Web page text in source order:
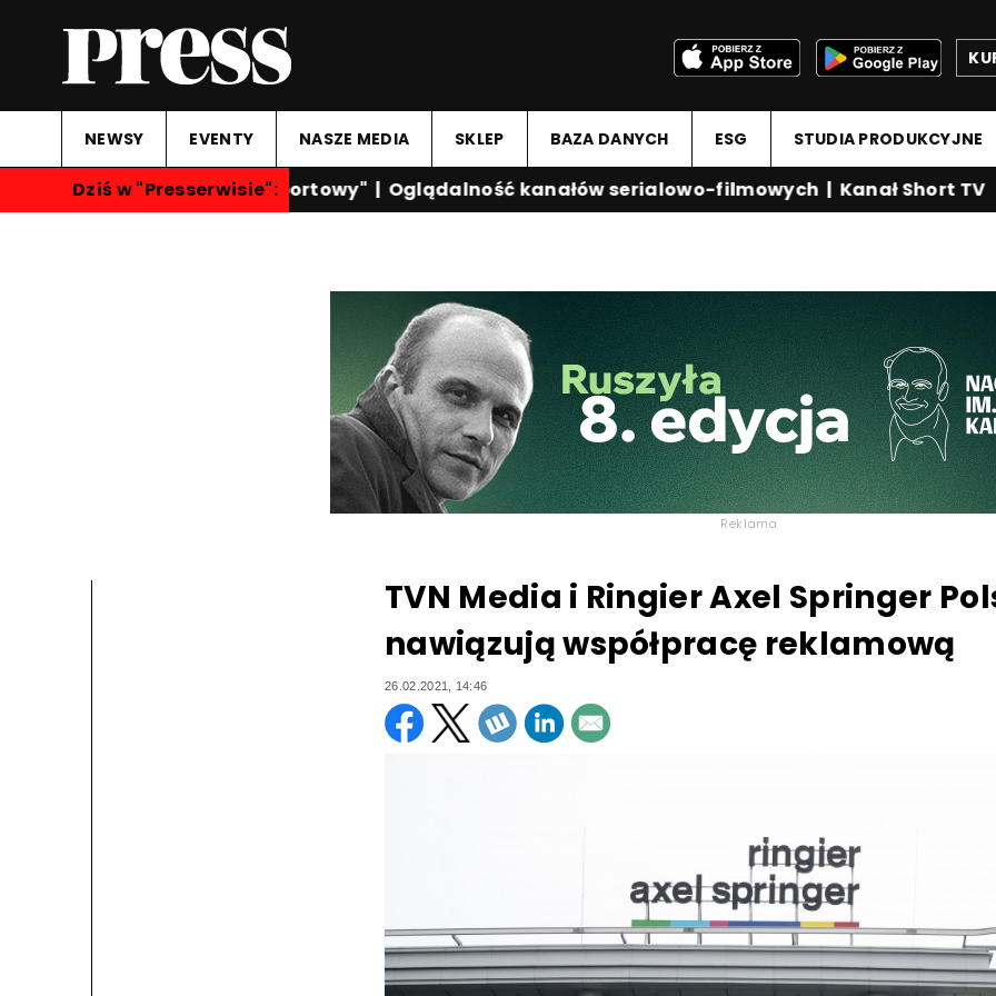
NEWSY EVENTY NASZE MEDIA SKLEP BAZA DANYCH ESG STUDIA PRODUKCYJNE
Dziś w "Presserwisie":
"Przegląd Sportowy"|Oglądalność kanałów serialowo-filmowych|Kanał Short TV |
Reklama
TVN Media i Ringier Axel Springer
nawiązują współpracę reklamową
26.02.2021, 14:46